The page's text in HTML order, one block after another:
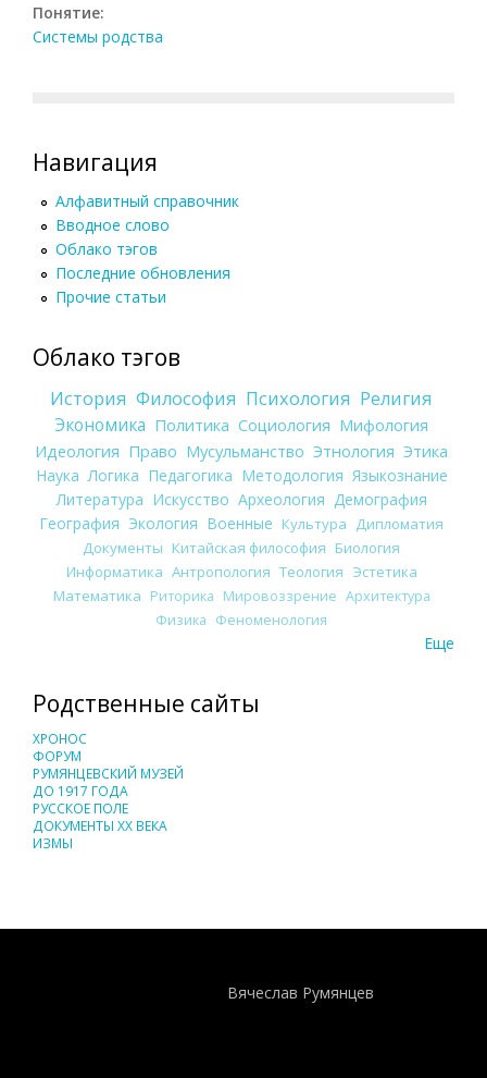
Понятие:
Системы родства
Навигация
Алфавитный справочник
Вводное слово
Облако тэгов
Последние обновления
Прочие статьи
Облако тэгов
История Философия Психология Религия
Экономика Политика Социология Мифология
Идеология Право Мусульманство Этнология Этика
Наука Логика Педагогика Методология Языкознание
Литература Искусство Археология Демография
География Экология Военные Культура
Дипломатия
Документы Китайская философия Биология
Информатика Антропология Теология Эстетика
Математика Риторика Мировоззрение Архитектура
Физика Феноменология
Еще
Родственные сайты
ХРОНОС
ФОРУМ
РУМЯНЦЕВСКИЙ МУЗЕЙ
ДО 1917 ГОДА
РУССКОЕ ПОЛЕ
ДОКУМЕНТЫ XX ВЕКА
ИЗМЫ
Вячеслав Румянцев